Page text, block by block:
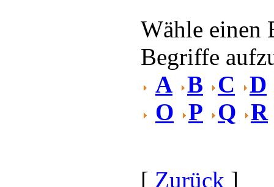
Wähle einen
Begriffe
A B C
D
O P Q R
[ Zurück ]